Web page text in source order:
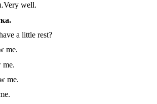
well.
a little rest?
me.
me.
me.